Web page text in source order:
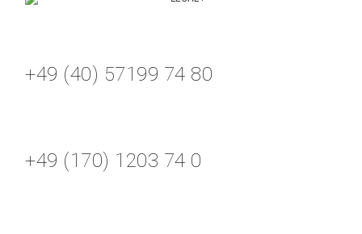
+49 (40) 57199 74 80
+49 (170) 1203 74 0